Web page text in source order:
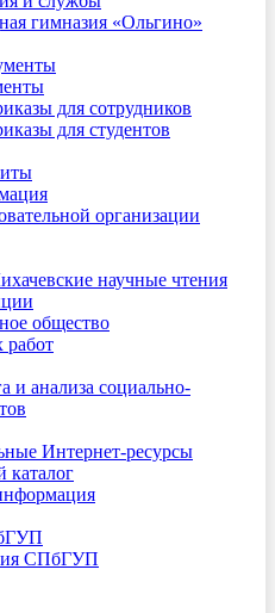
гимназия «Ольгино»
для сотрудников
для студентов
организации
научные чтения
общество
работ
и анализа социально-
Интернет-ресурсы
каталог
СПбГУП